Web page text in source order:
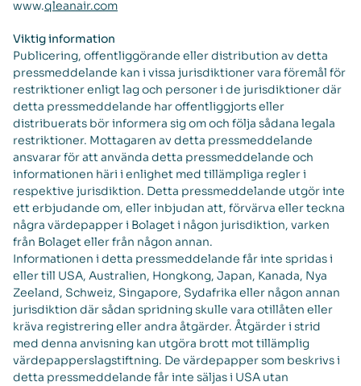
www.qleanair.com
Viktig information
Publicering, offentliggörande eller distribution av detta
pressmeddelande kan i vissa jurisdiktioner vara föremål för
restriktioner enligt lag och personer i de jurisdiktioner där
detta pressmeddelande har offentliggjorts eller
distribuerats bör informera sig om och följa sådana legala
restriktioner. Mottagaren av detta pressmeddelande
ansvarar för att använda detta pressmeddelande och
informationen häri i enlighet med tillämpliga regler i
respektive jurisdiktion. Detta pressmeddelande utgör inte
ett erbjudande om, eller inbjudan att, förvärva eller teckna
några värdepapper i Bolaget i någon jurisdiktion, varken
från Bolaget eller från någon annan.
Informationen i detta pressmeddelande får inte spridas i
eller till USA, Australien, Hongkong, Japan, Kanada, Nya
Zeeland, Schweiz, Singapore, Sydafrika eller någon annan
jurisdiktion där sådan spridning skulle vara otillåten eller
kräva registrering eller andra åtgärder. Åtgärder i strid
med denna anvisning kan utgöra brott mot tillämplig
värdepapperslagstiftning. De värdepapper som beskrivs i
detta pressmeddelande får inte säljas i USA utan